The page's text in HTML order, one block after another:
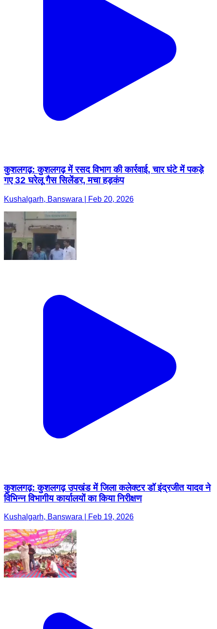
कुशलगढ़: कुशलगढ़ में रसद विभाग की कार्रवाई, चार घंटे में पकड़े
गए 32 घरेलू गैस सिलेंडर, मचा हड़कंप
Kushalgarh, Banswara | Feb 20, 2026
कुशलगढ़: कुशलगढ़ उपखंड में जिला कलेक्टर डॉ इंद्रजीत यादव ने
विभिन्न विभागीय कार्यालयों का किया निरीक्षण
Kushalgarh, Banswara | Feb 19, 2026